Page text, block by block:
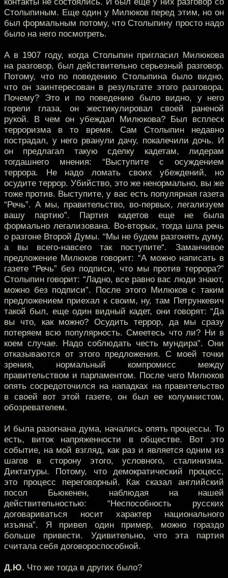
Столыпиным. Еще один у Милюков перед этим, но он
был формальным потому, что Столыпину просто надо
было на него посмотреть.
А в 1907 году, когда Столыпин пригласил Милюкова
на разговор, был действительно серьезный разговор.
Потому, что по поведению Столыпина было видно,
что он заинтересован в результате этого разговора.
Почему? Это и по поведению было видно, у него
горели глаза, он жестикулировал своей раненой
рукой. В чем он убеждал Милюкова? Был всплеск
терроризма в то время. Сам Столыпин недавно
пострадал, у него рванули дачу, покалечили дочь. И
он предлагал такую сделку кадетам, лидерам
тогдашнего мнения: “Выступите с осуждением
террора. Не надо ломать своих убеждений, но
осудите террор. Убийство, это же ненормально, вы же
тоже против. Выступите, у вас есть популярная газета
“Речь”. А мы, правительство, во-первых, легализуем
вашу партию”. Партия кадетов еще не была
формально легализована. Во-вторых, тогда шла речь
о разгоне Второй Думы. “Мы не будем разгонять думу,
а вы всего-навсего так поступите“. Заманчивое
предложение Милюков говорит: “А можно написать в
газете “Речь” без подписи, что мы против террора?”
Столыпин говорит: “Ладно, все равно вас люди знают,
можно без подписи”. После этого Милюков с таким
предложением приехал к своим, ну, там Петрункевич
такой был, еще один видный кадет, они говорят: “Да
вы что, как можно? Осудить террор, да мы сразу
потеряем всю популярность. Смеетесь что ли? Ни в
коем случае. Надо соблюдать честь мундира”. Они
отказываются от этого предложения. С моей точки
зрения, нормальный компромисс между
правительством и парламентом. После чего Милюков
опять сосредоточился на нападках на правительство
в своей вот этой газете, он был ее колумнистом,
обозревателем.
И была разогнана дума, начались опять процессы. То
есть, виток напряженности в обществе. Вот это
событие, на мой взгляд, как раз и является одним из
шагов в сторону этого, условного, сталинизма.
Диктатуры. Потому, что демократический процесс,
это процесс переговорный. Как сказал английский
посол Бьюкенен, наблюдая на нашей
действительностью: “Неспособность русских
договариваться носит характер национального
изъяна”. Я привел один пример, можно гораздо
больше привести. Удивительно, что эта партия
считала себя договороспособной.
Д.Ю. Что же тогда в других было?